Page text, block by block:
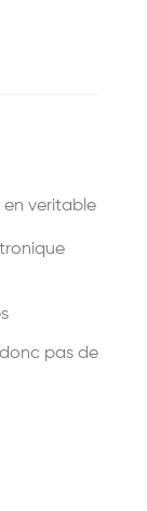
en veritable
pas de